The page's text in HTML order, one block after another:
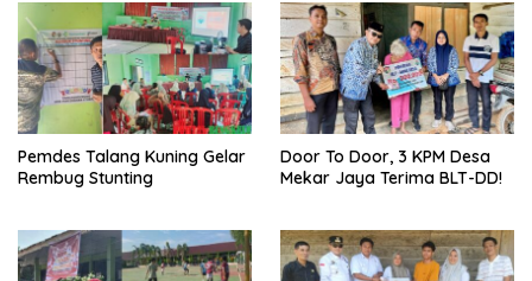
Pemdes Talang Kuning Gelar
Rembug Stunting
Door To Door, 3 KPM Desa
Mekar Jaya Terima BLT-DD!